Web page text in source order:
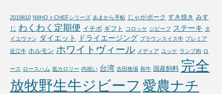
2019810 NIIHO × CHEFシリーズ あまから手帖 じゃがポーク すき焼き みす
じ わくわく定期便 イチボ ギフト コロッケ ジビーフ ステーキ タ
イユヴァン ダイエット ドライエージング ブラウンスイス牛 プレミア
近江牛 ホルモン ホワイトヴィール メディア ユッケ ランプ肉 ロ
ース ロースハム 低カロリー 内祝い 台湾 吉田牧場 和牛 国産飼料 完全
放牧野生牛ジビーフ 愛農ナチ